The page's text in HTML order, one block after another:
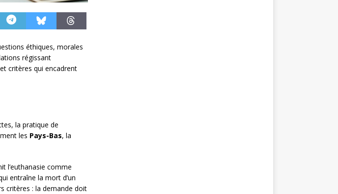
éthiques, morales
régissant
critères qui encadrent
la pratique de
les Pays-Bas, la
l’euthanasie comme
entraîne la mort d’un
critères : la demande doit